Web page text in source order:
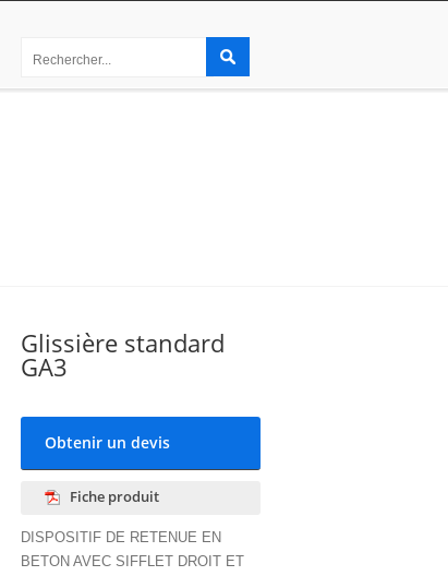
Glissière standard
GA3
Obtenir un devis
Fiche produit
DISPOSITIF DE RETENUE EN
BETON AVEC SIFFLET DROIT ET